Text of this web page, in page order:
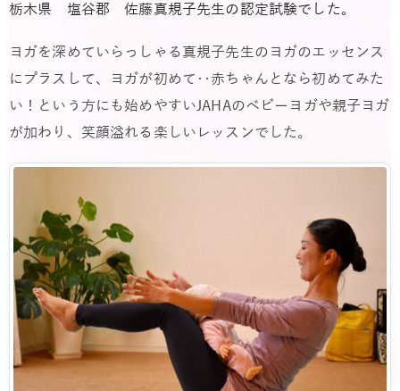
栃木県 塩谷郡 佐藤真規子先生の認定試験でした。
ヨガを深めていらっしゃる真規子先生のヨガのエッセンス
にプラスして、ヨガが初めて‥赤ちゃんとなら初めてみた
い！という方にも始めやすいJAHAのベビーヨガや親子ヨガ
が加わり、笑顔溢れる楽しいレッスンでした。